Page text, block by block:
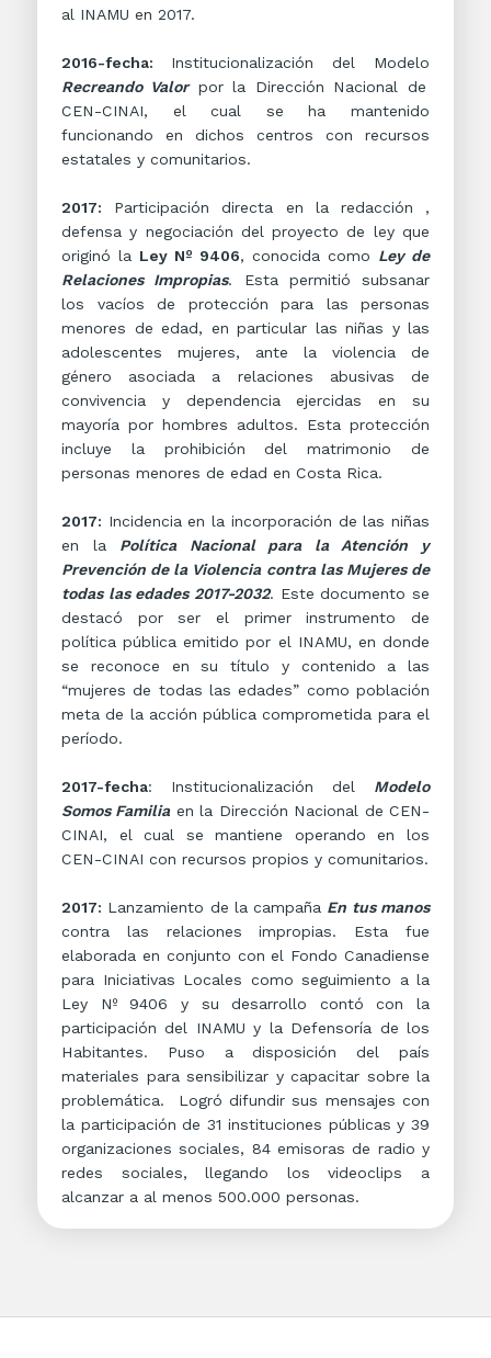
al INAMU en 2017.
2016-fecha: Institucionalización del Modelo
Recreando Valorpor la Dirección Nacional de
CEN-CINAI, el cual se ha mantenido
funcionando en dichos centros con recursos
estatales y comunitarios.
2017: Participación directa en la redacción ,
defensa y negociación del proyecto de ley que
originó la Ley Nº 9406, conocida como Ley de
Relaciones Impropias. Esta permitió subsanar
los vacíos de protección para las personas
menores de edad, en particular las niñas y las
adolescentes mujeres, ante la violencia de
género asociada a relaciones abusivas de
convivencia y dependencia ejercidas en su
mayoría por hombres adultos. Esta protección
incluye la prohibición del matrimonio de
personas menores de edad en Costa Rica.
2017: Incidencia en la incorporación de las niñas
en la Política Nacional para la Atención y
Prevención de la Violencia contra las Mujeres de
todas las edades 2017-2032. Este documento se
destacó por ser el primer instrumento de
política pública emitido por el INAMU, en donde
se reconoce en su título y contenido a las
“mujeres de todas las edades” como población
meta de la acción pública comprometida para el
período.
2017-fecha: Institucionalización del Modelo
Somos Familiaen la Dirección Nacional de CEN-
CINAI, el cual se mantiene operando en los
CEN-CINAI con recursos propios y comunitarios.
2017: Lanzamiento de la campaña En tus manos
contra las relaciones impropias. Esta fue
elaborada en conjunto con el Fondo Canadiense
para Iniciativas Locales como seguimiento a la
Ley Nº 9406 y su desarrollo contó con la
participación del INAMU y la Defensoría de los
Habitantes. Puso a disposición del país
materiales para sensibilizar y capacitar sobre la
problemática. Logró difundir sus mensajes con
la participación de 31 instituciones públicas y 39
organizaciones sociales, 84 emisoras de radio y
redes sociales, llegando los videoclips a
alcanzar a al menos 500.000 personas.